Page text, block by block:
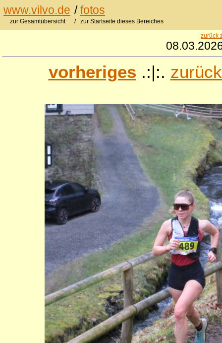
www.vilvo.de /fotos
zur Gesamtübersicht / zur Startseite dieses Bereiches
zurück
vorheriges .:|:.